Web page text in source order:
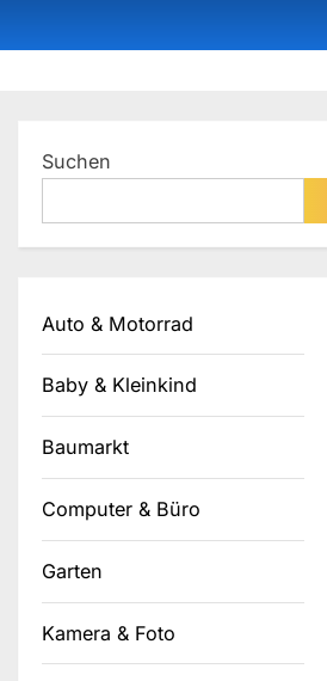
to
Suchen
Auto & Motorrad
Baby & Kleinkind
Baumarkt
Computer & Büro
Garten
Kamera & Foto